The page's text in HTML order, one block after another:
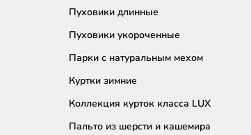
Пуховики длинные
Пуховики укороченные
Парки с натуральным мехом
Куртки зимние
Коллекция курток класса LUX
Пальто из шерсти и кашемира